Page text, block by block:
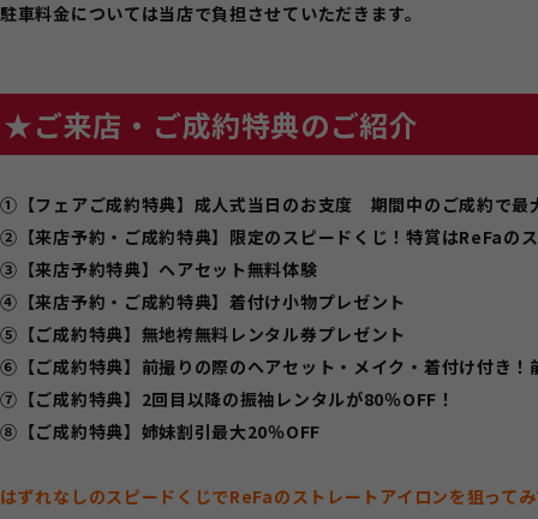
駐車料金については当店で負担させていただきます。
★ご来店・ご成約特典のご紹介
①【フェアご成約特典】成人式当日のお支度 期間中のご成約で
②【来店予約・ご成約特典】限定のスピードくじ！特賞はReFaの
③【来店予約特典】ヘアセット無料体験
④【来店予約・ご成約特典】着付け小物プレゼント
⑤【ご成約特典】無地袴無料レンタル券プレゼント
⑥【ご成約特典】前撮りの際のヘアセット・メイク・着付け付き！
⑦【ご成約特典】2回目以降の振袖レンタルが80％OFF！
⑧【ご成約特典】姉妹割引最大20％OFF
はずれなしのスピードくじでReFaのストレートアイロンを狙って